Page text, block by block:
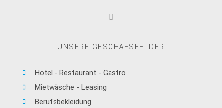
UNSERE GESCHÄFSFELDER
Hotel - Restaurant - Gastro
Mietwäsche - Leasing
Berufsbekleidung